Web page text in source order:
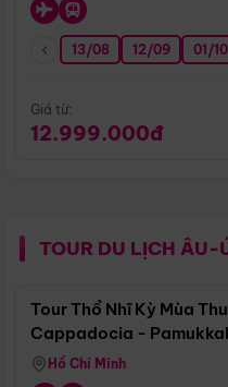
13/08 12/09 01/10
Giá từ:
12.999.000đ
TOUR DU LỊCH
Tour Thổ Nhĩ Kỳ Mùa
Cappadocia -
Hồ Chí Minh